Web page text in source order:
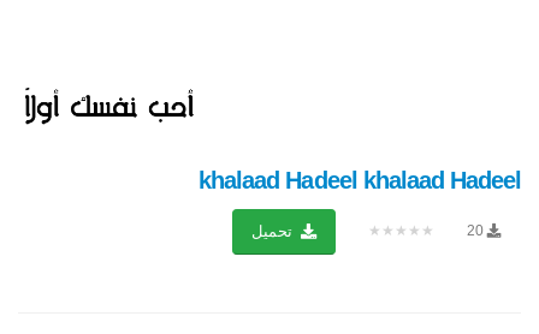
khalaad Hadeel khalaad Hadeel
20
★★★★★ تحميل